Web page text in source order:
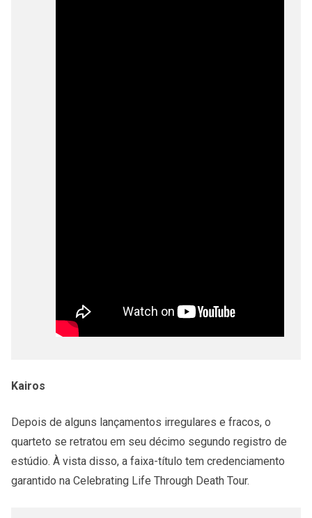
Kairos
Depois de alguns lançamentos irregulares e fracos, o
quarteto se retratou em seu décimo segundo registro de
estúdio. À vista disso, a faixa-título tem credenciamento
garantido na Celebrating Life Through Death Tour.